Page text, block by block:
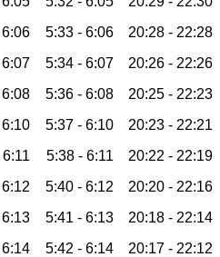
6:06 5:33 - 6:06 20:28 - 22:28
6:07 5:34 - 6:07 20:26 - 22:26
6:08 5:36 - 6:08 20:25 - 22:23
6:10 5:37 - 6:10 20:23 - 22:21
6:11 5:38 - 6:11 20:22 - 22:19
6:12 5:40 - 6:12 20:20 - 22:16
6:13 5:41 - 6:13 20:18 - 22:14
6:14 5:42 - 6:14 20:17 - 22:12